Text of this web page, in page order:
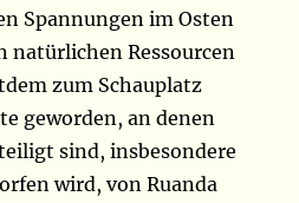
Spannungen im Osten
natürlichen Ressourcen
zum Schauplatz
geworden, an denen
sind, insbesondere
wird, von Ruanda